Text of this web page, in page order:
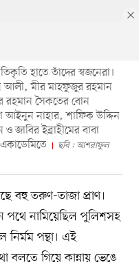
হাতে তাঁদের স্বজনেরা।
আলী, মীর মাহফুজুর রহমান
রহমান সৈকতের বোন
আইনুন নাহার, শাফিক উদ্দিন
ইব্রাহীমের বাবা
ছবি : আশরাফুল
বহু তরুণ-তাজা প্রাণ।
নামিয়েছিল পুলিশসহ
নির্মম পন্থা। এই
গিয়ে কান্নায় ভেঙে